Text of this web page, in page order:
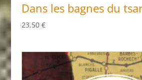
Dans les bagnes du
23,50 €